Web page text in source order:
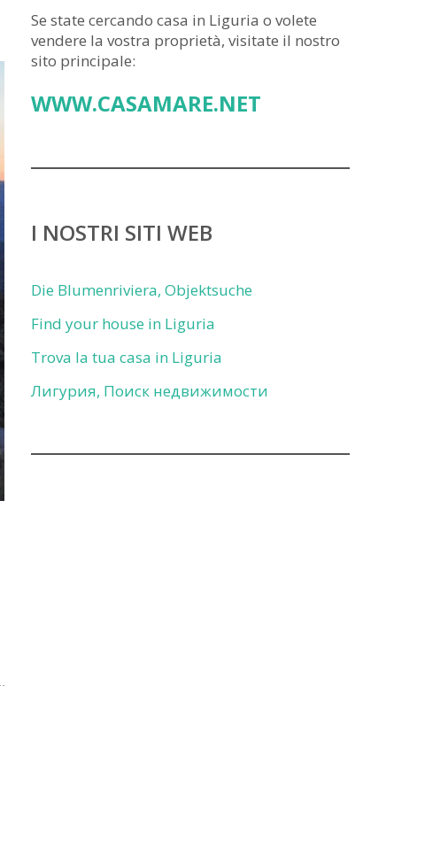
Se state cercando casa in Liguria o volete
vendere la vostra proprietà, visitate il nostro
sito principale:
WWW.CASAMARE.NET
I NOSTRI SITI WEB
Die Blumenriviera, Objektsuche
Find your house in Liguria
Trova la tua casa in Liguria
Лигурия, Поиск недвижимости